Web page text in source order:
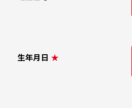
生年月日 ★